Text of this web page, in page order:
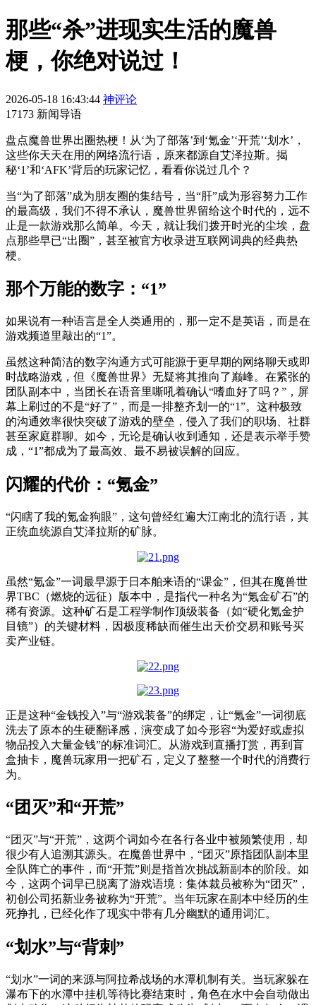
那些“杀”进现实生活的魔兽
梗，你绝对说过！
2026-05-18 16:43:44 神评论
17173 新闻导语
盘点魔兽世界出圈热梗！从‘为了部落’到‘氪金’‘开荒’‘划水’，
这些你天天在用的网络流行语，原来都源自艾泽拉斯。揭
秘‘1’和‘AFK’背后的玩家记忆，看看你说过几个？
当“为了部落”成为朋友圈的集结号，当“肝”成为形容努力工作
的最高级，我们不得不承认，魔兽世界留给这个时代的，远不
止是一款游戏那么简单。今天，就让我们拨开时光的尘埃，盘
点那些早已“出圈”，甚至被官方收录进互联网词典的经典热
梗。
那个万能的数字：“1”
如果说有一种语言是全人类通用的，那一定不是英语，而是在
游戏频道里敲出的“1”。
虽然这种简洁的数字沟通方式可能源于更早期的网络聊天或即
时战略游戏，但《魔兽世界》无疑将其推向了巅峰。在紧张的
团队副本中，当团长在语音里嘶吼着确认“嗜血好了吗？”，屏
幕上刷过的不是“好了”，而是一排整齐划一的“1”。这种极致
的沟通效率很快突破了游戏的壁垒，侵入了我们的职场、社群
甚至家庭群聊。如今，无论是确认收到通知，还是表示举手赞
成，“1”都成为了最高效、最不易被误解的回应。
闪耀的代价：“氪金”
“闪瞎了我的氪金狗眼”，这句曾经红遍大江南北的流行语，其
正统血统源自艾泽拉斯的矿脉。
虽然“氪金”一词最早源于日本舶来语的“课金”，但其在魔兽世
界TBC（燃烧的远征）版本中， 是指代一种名为“氪金矿石”的
稀有资源。这种矿石是工程学制作顶级装备（如“硬化氪金护
目镜”）的关键材料，因极度稀缺而催生出天价交易和账号买
卖产业链。
正是这种“金钱投入”与“游戏装备”的绑定，让“氪金”一词彻底
洗去了原本的生硬翻译感，演变成了如今形容“为爱好或虚拟
物品投入大量金钱”的标准词汇。从游戏到直播打赏，再到盲
盒抽卡，魔兽玩家用一把矿石，定义了整整一个时代的消费行
为。
“团灭”和“开荒”
“团灭”与“开荒”，这两个词如今在各行各业中被频繁使用，却
很少有人追溯其源头。在魔兽世界中，“团灭”原指团队副本里
全队阵亡的事件，而“开荒”则是指首次挑战新副本的阶段。如
今，这两个词早已脱离了游戏语境：集体裁员被称为“团灭”，
初创公司拓新业务被称为“开荒”。当年玩家在副本中经历的生
死挣扎， 已经化作了现实中带有几分幽默的通用词汇。
“划水”与“背刺”
“划水”一词的来源与阿拉希战场的水潭机制有关。当玩家躲在
瀑布下的水潭中挂机等待比赛结束时，角色在水中会自动做出